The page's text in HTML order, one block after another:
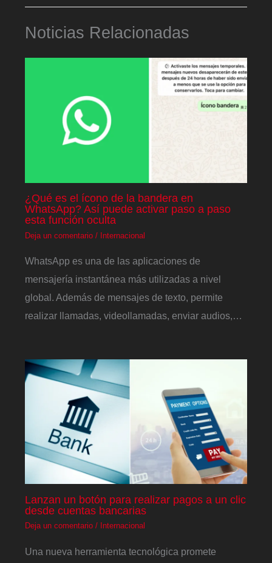
Noticias Relacionadas
¿Qué es el ícono de la bandera en
WhatsApp? Así puede activar paso a paso
esta función oculta
Deja un comentario / Internacional
WhatsApp es una de las aplicaciones de
mensajería instantánea más utilizadas a nivel
global. Además de mensajes de texto, permite
realizar llamadas, videollamadas, enviar audios,…
Lanzan un botón para realizar pagos a un clic
desde cuentas bancarias
Deja un comentario / Internacional
Una nueva herramienta tecnológica promete